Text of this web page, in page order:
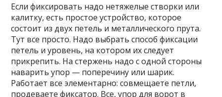
Если фиксировать надо нетяжелые створки или
калитку, есть простое устройство, которое
состоит из двух петель и металлического прута.
Тут все просто. Надо выбрать способ фиксации
петель и уровень, на котором их следует
прикрепить. На стержень надо с одной стороны
наварить упор — поперечину или шарик.
Работает все элементарно: совмещаете петли,
продеваете фиксатор. Все, упор для ворот в